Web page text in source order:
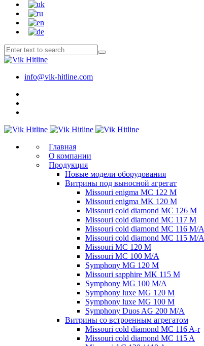
info@vik-hitline.com
Главная
О компании
Продукция
Новые модели оборудования
Витрины под выносной агрегат
Missouri enigma MC 122 M
Missouri enigma MK 120 M
Missouri cold diamond MC 126 M
Missouri cold diamond MC 117 M
Missouri cold diamond MC 116 M/A
Missouri cold diamond MC 115 M/A
Missouri MC 120 M
Missouri MC 100 M/A
Symphony MG 120 M
Missouri sapphire MK 115 M
Symphony MG 100 M/А
Symphony luxe MG 120 M
Symphony luxe MG 100 M
Symphony Duos AG 200 M/A
Витрины со встроенным агрегатом
Missouri cold diamond MC 116 A-r
Missouri cold diamond MC 115 A